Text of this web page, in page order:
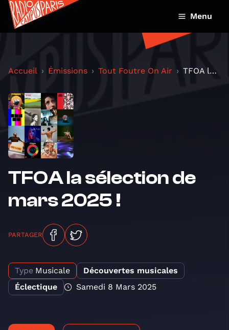
Menu
Accueil Émissions Tout Foutre On Air TFOA la sélection de mars 2025 !
TFOA la sélection de
mars 2025 !
PARTAGER
Type Musicale
Découvertes musicales
Éclectique
Samedi 8 Mars 2025